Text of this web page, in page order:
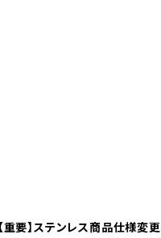
【重要】ステンレス商品仕様変更